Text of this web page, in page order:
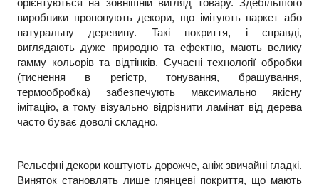
орієнтуються на зовнішній вигляд товару. Здебільшого
виробники пропонують декори, що імітують паркет або
натуральну деревину. Такі покриття, і справді,
виглядають дуже природно та ефектно, мають велику
гамму кольорів та відтінків. Сучасні технології обробки
(тиснення в регістр, тонування, брашування,
термообробка) забезпечують максимально якісну
імітацію, а тому візуально відрізнити ламінат від дерева
часто буває доволі складно.
Рельєфні декори коштують дорожче, аніж звичайні гладкі.
Виняток становлять лише глянцеві покриття, що мають